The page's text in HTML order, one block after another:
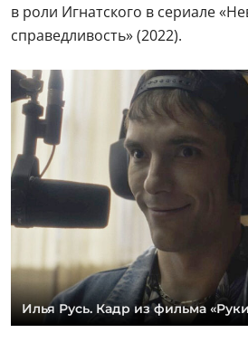
в роли Игнатского в сериале
справедливость» (2022).
Илья Русь. Кадр из фильма